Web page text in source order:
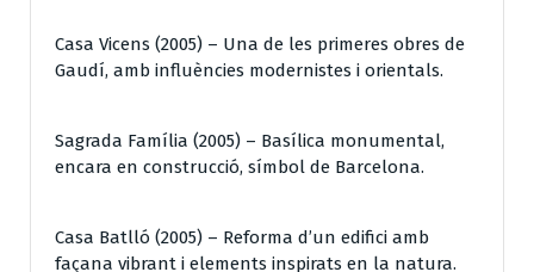
Casa Vicens (2005) – Una de les primeres obres de
Gaudí, amb influències modernistes i orientals.
Sagrada Família (2005) – Basílica monumental,
encara en construcció, símbol de Barcelona.
Casa Batlló (2005) – Reforma d’un edifici amb
façana vibrant i elements inspirats en la natura.